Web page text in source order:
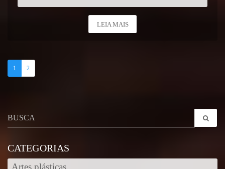
LEIA MAIS
1 2
CATEGORIAS
Artes plásticas